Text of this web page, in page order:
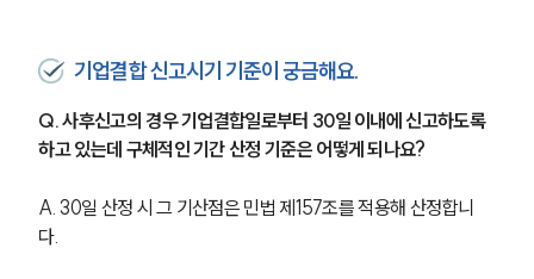
기업결합 신고시기 기준이 궁금해요.
Q. 사후신고의 경우 기업결합일로부터 30일 이내에 신고하도록
하고 있는데 구체적인 기간 산정 기준은 어떻게 되나요?
A. 30일 산정 시 그 기산점은 민법 제157조를 적용해 산정합니
다.